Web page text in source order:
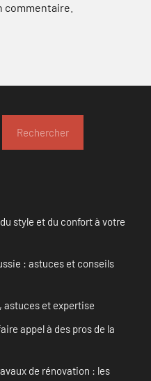
commentaire.
Rechercher
style et du confort à votre
: astuces et conseils
astuces et expertise
appel à des pros de la
de rénovation : les